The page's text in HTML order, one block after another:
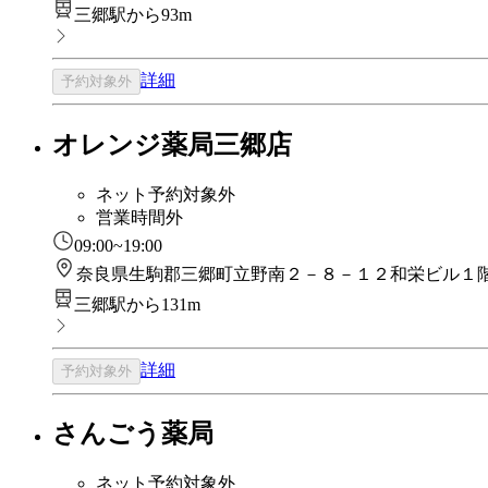
三郷駅から93m
予約対象外 詳細
オレンジ薬局三郷店
ネット予約対象外
営業時間外
09:00~19:00
奈良県生駒郡三郷町立野南２－８－１２和栄ビル１
三郷駅から131m
予約対象外 詳細
さんごう薬局
ネット予約対象外